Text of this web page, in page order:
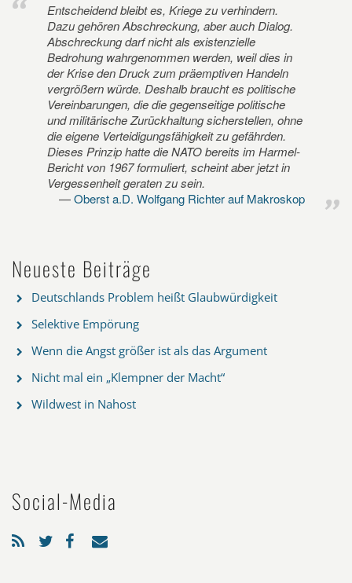
Entscheidend bleibt es, Kriege zu verhindern.
Dazu gehören Abschreckung, aber auch Dialog.
Abschreckung darf nicht als existenzielle
Bedrohung wahrgenommen werden, weil dies in
der Krise den Druck zum präemptiven Handeln
vergrößern würde. Deshalb braucht es politische
Vereinbarungen, die die gegenseitige politische
und militärische Zurückhaltung sicherstellen, ohne
die eigene Verteidigungsfähigkeit zu gefährden.
Dieses Prinzip hatte die NATO bereits im Harmel-
Bericht von 1967 formuliert, scheint aber jetzt in
Vergessenheit geraten zu sein.
Oberst a.D. Wolfgang Richter auf Makroskop
Neueste Beiträge
Deutschlands Problem heißt Glaubwürdigkeit
Selektive Empörung
Wenn die Angst größer ist als das Argument
Nicht mal ein „Klempner der Macht“
Wildwest in Nahost
Social-Media